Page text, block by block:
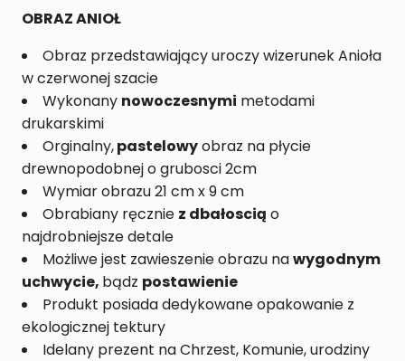
5
OBRAZ ANIOŁ
Obraz przedstawiający uroczy wizerunek Anioła
w czerwonej szacie
Wykonany nowoczesnymi metodami
drukarskimi
Orginalny,pastelowyobraz na płycie
drewnopodobnej o grubosci 2cm
Wymiar obrazu 21 cm x 9 cm
Obrabiany ręcznie z dbałoscią o
najdrobniejsze detale
Możliwe jest zawieszenie obrazu nawygodnym
uchwycie, bądz postawienie
Produkt posiada dedykowane opakowanie z
ekologicznej tektury
Idelany prezent na Chrzest, Komunie, urodziny